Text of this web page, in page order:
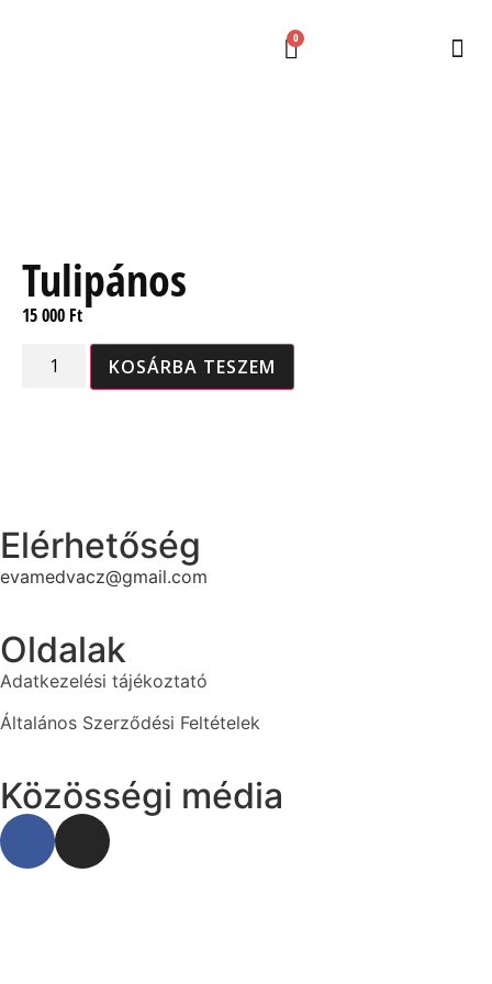
0
Tulipános
15 000 Ft
KOSÁRBA TESZEM
Elérhetőség
evamedvacz@gmail.com
Oldalak
Adatkezelési tájékoztató
Általános Szerződési Feltételek
Közösségi média